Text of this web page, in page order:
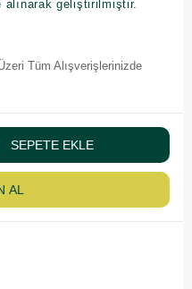
geliştirilmiştir.
Tüm Alışverişlerinizde